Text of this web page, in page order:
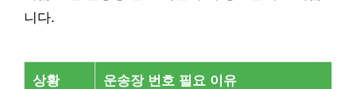
니다.
상황 운송장 번호 필요 이유